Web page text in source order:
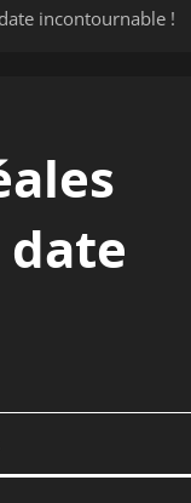
incontournable !